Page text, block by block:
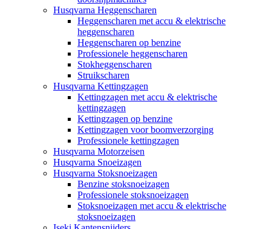
Husqvarna Heggenscharen
Heggenscharen met accu & elektrische
heggenscharen
Heggenscharen op benzine
Professionele heggenscharen
Stokheggenscharen
Struikscharen
Husqvarna Kettingzagen
Kettingzagen met accu & elektrische
kettingzagen
Kettingzagen op benzine
Kettingzagen voor boomverzorging
Professionele kettingzagen
Husqvarna Motorzeisen
Husqvarna Snoeizagen
Husqvarna Stoksnoeizagen
Benzine stoksnoeizagen
Professionele stoksnoeizagen
Stoksnoeizagen met accu & elektrische
stoksnoeizagen